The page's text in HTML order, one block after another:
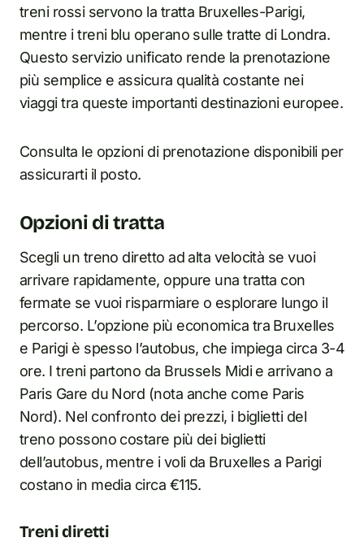
treni rossi servono la tratta Bruxelles-Parigi,
mentre i treni blu operano sulle tratte di Londra.
Questo servizio unificato rende la prenotazione
più semplice e assicura qualità costante nei
viaggi tra queste importanti destinazioni europee.
Consulta le opzioni di prenotazione disponibili per
assicurarti il posto.
Opzioni di tratta
Scegli un treno diretto ad alta velocità se vuoi
arrivare rapidamente, oppure una tratta con
fermate se vuoi risparmiare o esplorare lungo il
percorso. L’opzione più economica tra Bruxelles
e Parigi è spesso l’autobus, che impiega circa 3-4
ore. I treni partono da Brussels Midi e arrivano a
Paris Gare du Nord (nota anche come Paris
Nord). Nel confronto dei prezzi, i biglietti del
treno possono costare più dei biglietti
dell’autobus, mentre i voli da Bruxelles a Parigi
costano in media circa €115.
Treni diretti